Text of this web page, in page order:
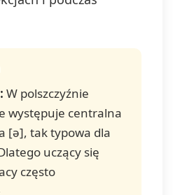
W polszczyźnie
występuje centralna
[ə], tak typowa dla
uczący się
często